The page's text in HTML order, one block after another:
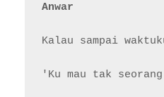
Anwar
Kalau sampai
'Ku mau tak